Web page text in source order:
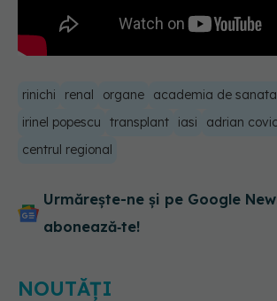
rinichi renal organe
academia de
irinel popescu
transplant iasi
adrian covic
centrul regional
Urmărește-ne și pe Google
abonează‑te!
NOUTĂȚI